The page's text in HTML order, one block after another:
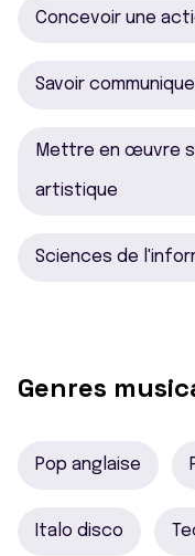
Concevoir une
Savoir
Mettre en œuvre
artistique
Sciences de
Genres
Pop anglaise
Italo disco